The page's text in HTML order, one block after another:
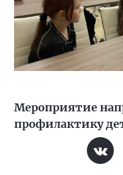
Мероприятие
профилактику